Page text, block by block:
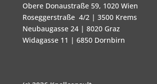
Obere Donaustraße 59, 1020 Wien
Roseggerstraße 4/2 | 3500 Krems
Neubaugasse 24 | 8020 Graz
Widagasse 11 | 6850 Dornbirn